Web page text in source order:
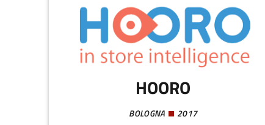
proprietaria Axyon Platform, costruita
specificatamente per serie temporali finanziarie.
La Axyon Platform consente la progettazione e
sviluppo di modelli predittivi basati su AI/Deep
Learning estremamente accurati.
HOORO
BOLOGNA 2017